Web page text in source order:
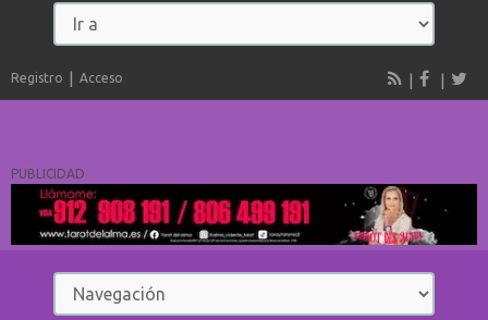
Registro Acceso
PUBLICIDAD